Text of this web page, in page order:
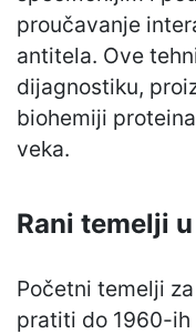
proučavanje
antitela. Ove
dijagnostiku,
biohemiji
veka.
Rani temelji
Početni temelji
pratiti do 1960-ih